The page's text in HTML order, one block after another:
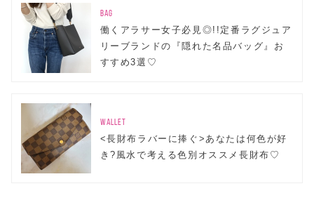
BAG
働くアラサー女子必見◎!!定番ラグジュア
リーブランドの『隠れた名品バッグ』お
すすめ3選♡
WALLET
<長財布ラバーに捧ぐ>あなたは何色が好
き?風水で考える色別オススメ長財布♡